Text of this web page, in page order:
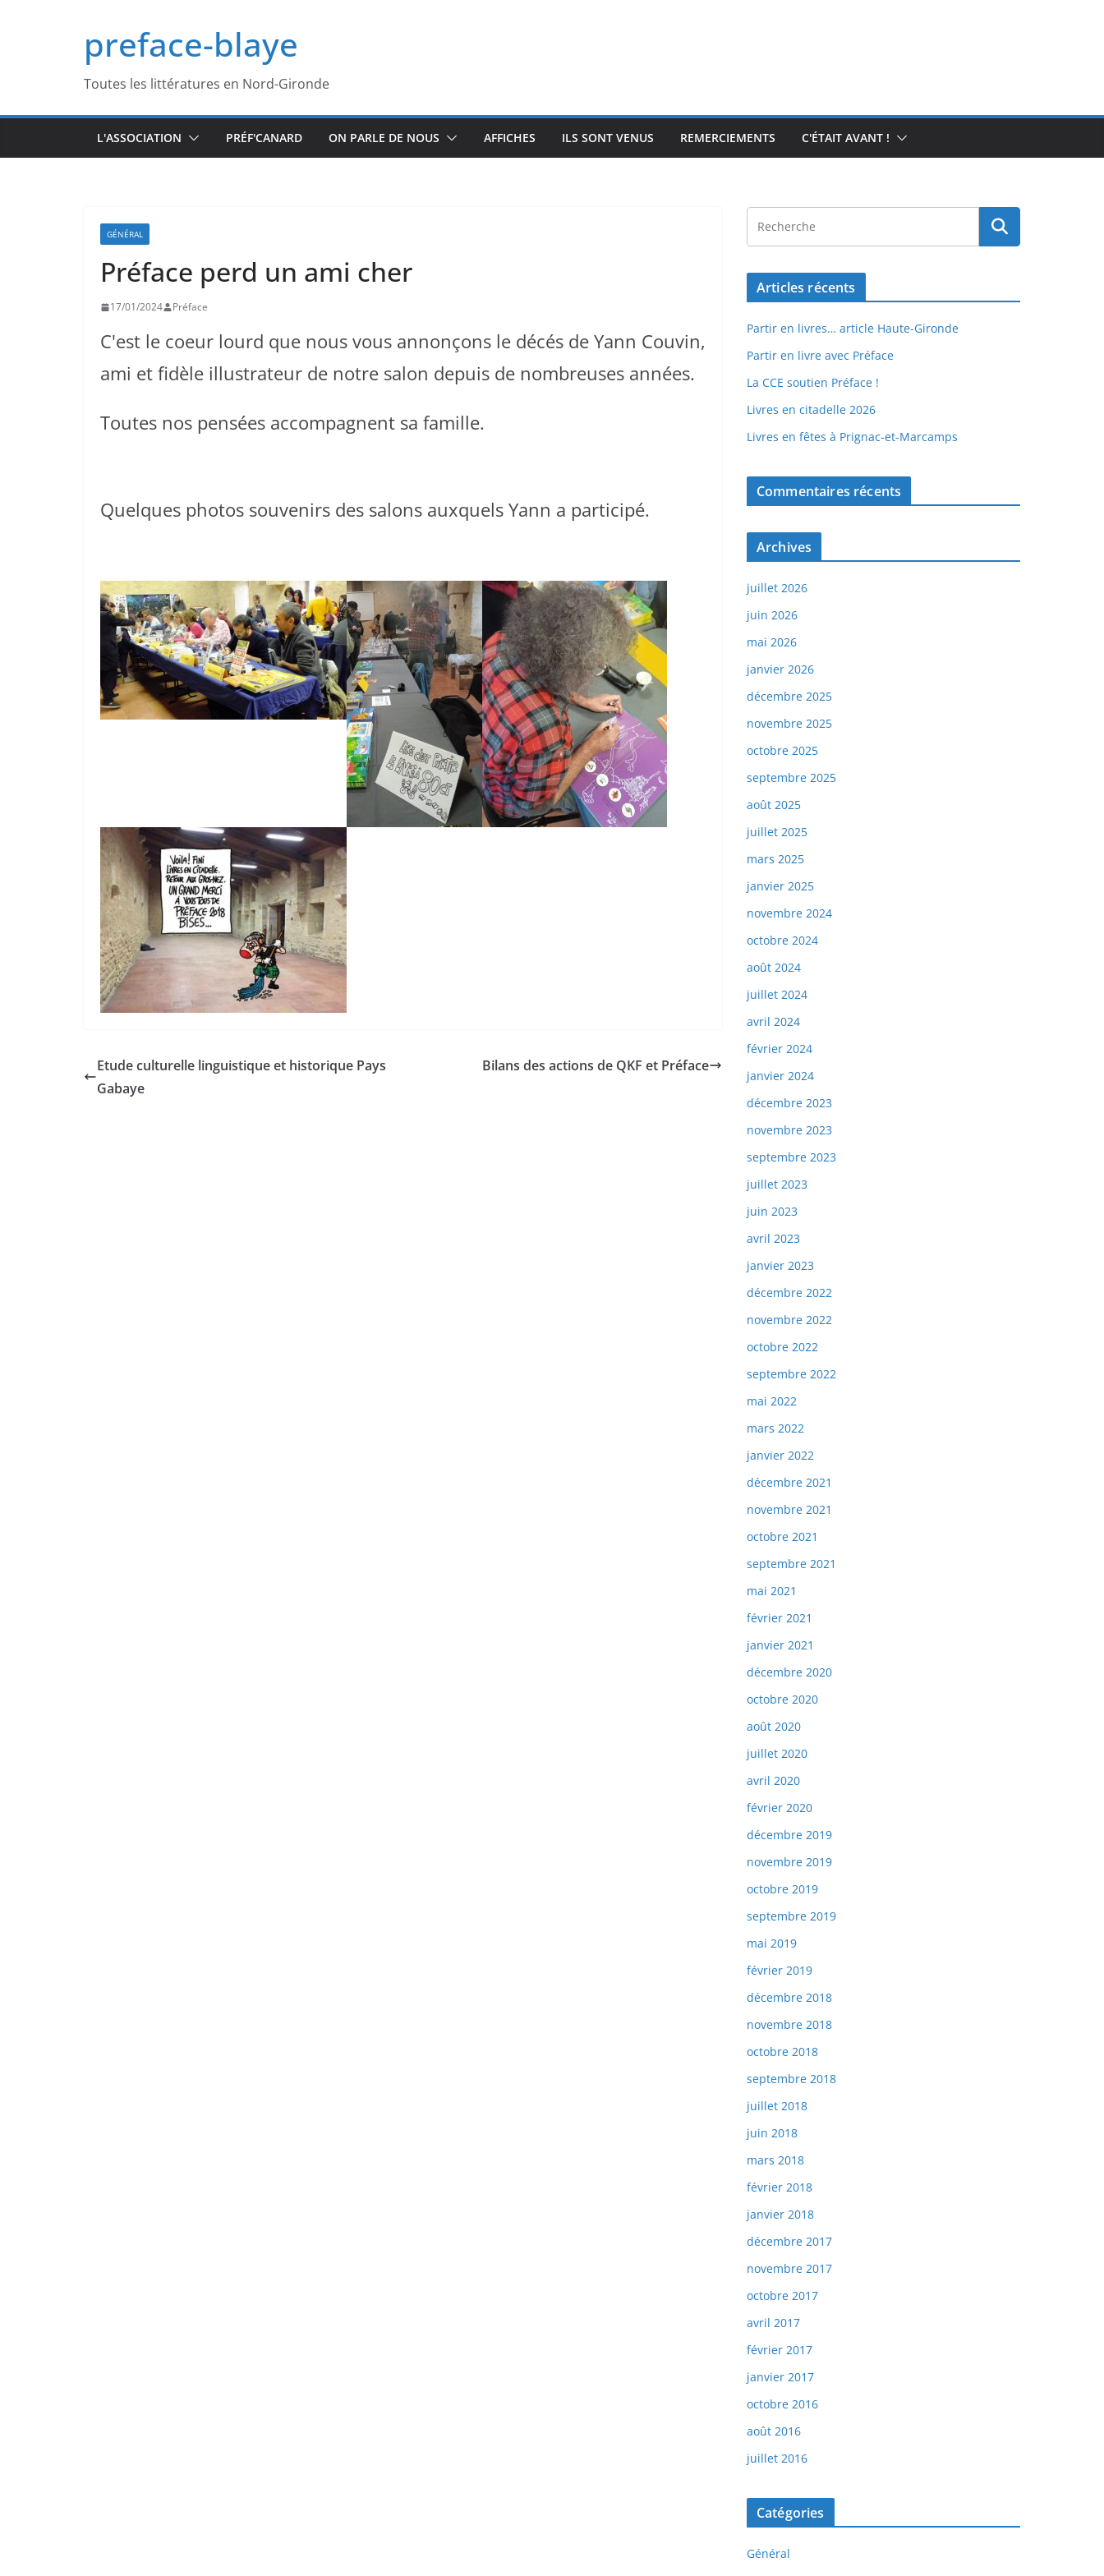
preface-blaye
Toutes les littératures en Nord-Gironde
L'ASSOCIATION PRÉF'CANARD ON PARLE DE NOUS AFFICHES ILS SONT VENUS REMERCIEMENTS C'ÉTAIT AVANT !
GÉNÉRAL
Préface perd un ami cher
17/01/2024 Préface
C'est le coeur lourd que nous vous annonçons le décés de Yann Couvin,
ami et fidèle illustrateur de notre salon depuis de nombreuses années.
Toutes nos pensées accompagnent sa famille.
Quelques photos souvenirs des salons auxquels Yann a participé.
Etude culturelle linguistique et historique Pays
Gabaye
Bilans des actions de QKF et Préface
Articles récents
Partir en livres… article Haute-Gironde
Partir en livre avec Préface
La CCE soutien Préface !
Livres en citadelle 2026
Livres en fêtes à Prignac-et-Marcamps
Commentaires récents
Archives
juillet 2026
juin 2026
mai 2026
janvier 2026
décembre 2025
novembre 2025
octobre 2025
septembre 2025
août 2025
juillet 2025
mars 2025
janvier 2025
novembre 2024
octobre 2024
août 2024
juillet 2024
avril 2024
février 2024
janvier 2024
décembre 2023
novembre 2023
septembre 2023
juillet 2023
juin 2023
avril 2023
janvier 2023
décembre 2022
novembre 2022
octobre 2022
septembre 2022
mai 2022
mars 2022
janvier 2022
décembre 2021
novembre 2021
octobre 2021
septembre 2021
mai 2021
février 2021
janvier 2021
décembre 2020
octobre 2020
août 2020
juillet 2020
avril 2020
février 2020
décembre 2019
novembre 2019
octobre 2019
septembre 2019
mai 2019
février 2019
décembre 2018
novembre 2018
octobre 2018
septembre 2018
juillet 2018
juin 2018
mars 2018
février 2018
janvier 2018
décembre 2017
novembre 2017
octobre 2017
avril 2017
février 2017
janvier 2017
octobre 2016
août 2016
juillet 2016
Catégories
Général